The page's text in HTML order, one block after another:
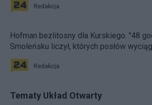
Redakcja
Hofman bezlitosny dla Kurskiego. "48
Smoleńsku liczył, których posłów
Redakcja
Tematy Układ Otwarty